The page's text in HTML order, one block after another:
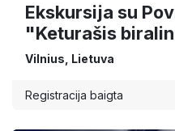
Ekskursija su
"Keturašis
Vilnius Lietuva
Registracija baigta